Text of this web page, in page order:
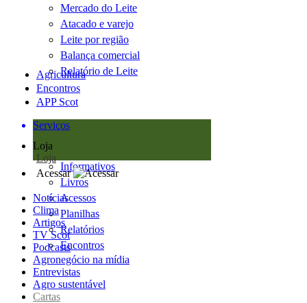
Mercado do Leite
Atacado e varejo
Leite por região
Balança comercial
Relatório de Leite
Agricultura
Encontros
APP Scot
Serviços
Loja
Loja
Informativos
Livros
Acessos
Planilhas
Relatórios
Encontros
Acessar
Notícias
Clima
Artigos
TV Scot
Podcasts
Agronegócio na mídia
Entrevistas
Agro sustentável
Cartas